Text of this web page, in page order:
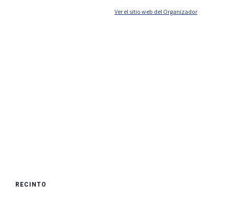
Ver el sitio web del Organizador
RECINTO